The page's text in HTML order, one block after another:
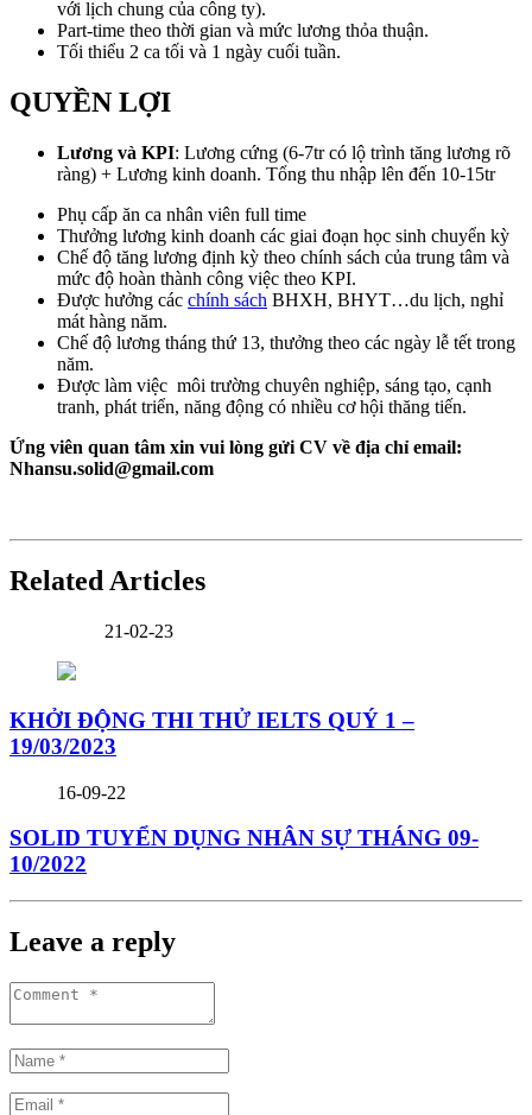
với lịch chung của công ty).
Part-time theo thời gian và mức lương thỏa thuận.
Tối thiểu 2 ca tối và 1 ngày cuối tuần.
QUYỀN LỢI
Lương và KPI: Lương cứng (6-7tr có lộ trình tăng lương rõ
ràng) + Lương kinh doanh. Tổng thu nhập lên đến 10-15tr
Phụ cấp ăn ca nhân viên full time
Thưởng lương kinh doanh các giai đoạn học sinh chuyển kỳ
Chế độ tăng lương định kỳ theo chính sách của trung tâm và
mức độ hoàn thành công việc theo KPI.
Được hưởng các chính sách BHXH, BHYT…du lịch, nghỉ
mát hàng năm.
Chế độ lương tháng thứ 13, thưởng theo các ngày lễ tết trong
năm.
Được làm việc môi trường chuyên nghiệp, sáng tạo, cạnh
tranh, phát triển, năng động có nhiều cơ hội thăng tiến.
Ứng viên quan tâm xin vui lòng gửi CV về địa chỉ email:
Nhansu.solid@gmail.com
Related Articles
21-02-23
KHỞI ĐỘNG THI THỬ IELTS QUÝ 1 –
19/03/2023
16-09-22
SOLID TUYỂN DỤNG NHÂN SỰ THÁNG 09-
10/2022
Leave a reply